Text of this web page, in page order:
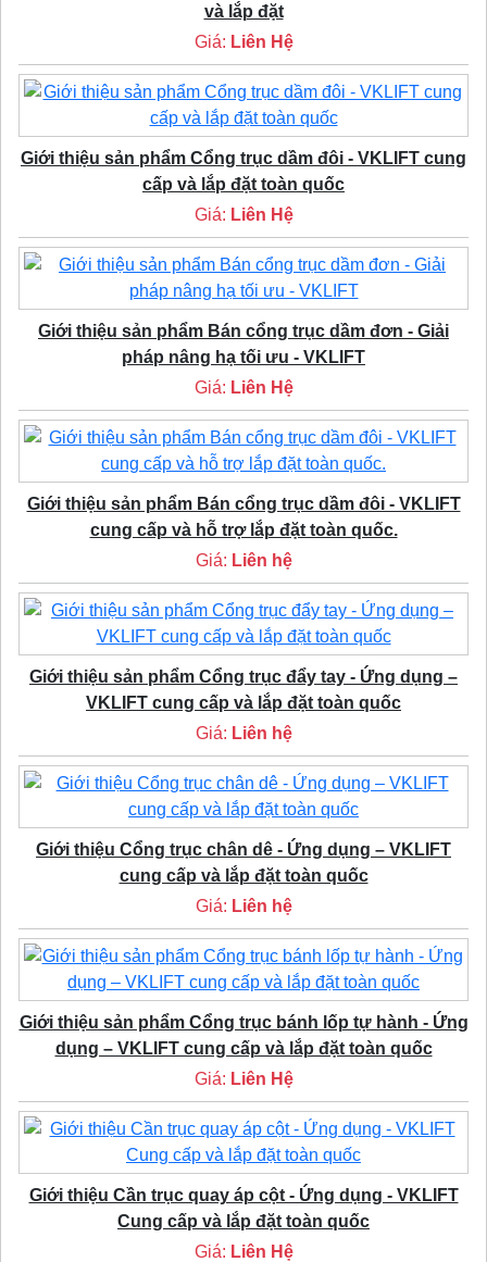
và lắp đặt
Giá: Liên Hệ
Giới thiệu sản phẩm Cổng trục dầm đôi - VKLIFT cung
cấp và lắp đặt toàn quốc
Giá: Liên Hệ
Giới thiệu sản phẩm Bán cổng trục dầm đơn - Giải
pháp nâng hạ tối ưu - VKLIFT
Giá: Liên Hệ
Giới thiệu sản phẩm Bán cổng trục dầm đôi - VKLIFT
cung cấp và hỗ trợ lắp đặt toàn quốc.
Giá: Liên hệ
Giới thiệu sản phẩm Cổng trục đẩy tay - Ứng dụng –
VKLIFT cung cấp và lắp đặt toàn quốc
Giá: Liên hệ
Giới thiệu Cổng trục chân dê - Ứng dụng – VKLIFT
cung cấp và lắp đặt toàn quốc
Giá: Liên hệ
Giới thiệu sản phẩm Cổng trục bánh lốp tự hành - Ứng
dụng – VKLIFT cung cấp và lắp đặt toàn quốc
Giá: Liên Hệ
Giới thiệu Cần trục quay áp cột - Ứng dụng - VKLIFT
Cung cấp và lắp đặt toàn quốc
Giá: Liên Hệ